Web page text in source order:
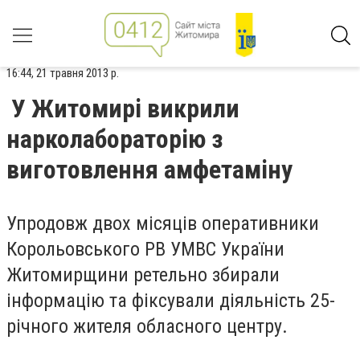
16:44, 21 травня 2013 р.
У Житомирі викрили
нарколабораторію з
виготовлення амфетаміну
Упродовж двох місяців оперативники
Корольовського РВ УМВС України
Житомирщини ретельно збирали
інформацію та фіксували діяльність 25-
річного жителя обласного центру.